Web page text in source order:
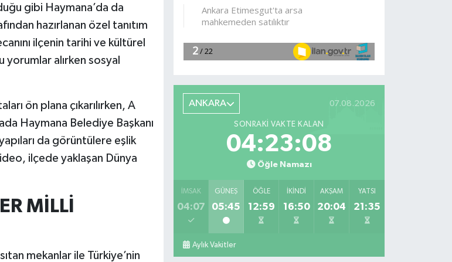
gibi Haymana’da da
hazırlanan özel tanıtım
ilçenin tarihi ve kültürel
alırken sosyal
ön plana çıkarılırken, A
Haymana Belediye Başkanı
da görüntülere eşlik
ilçede yaklaşan Dünya
MİLLİ
mekanlar ile Türkiye’nin
ediyor
ANKARA 07.08.2026
SONRAKI VAKTE KALAN
04:23:07
Öğle Namazı
İMSAK
04:07
GÜNEŞ
05:45
ÖĞLE
12:59
İKINDI
16:50
AKŞAM
20:04
YATSI
21:35
Aylık Vakitler